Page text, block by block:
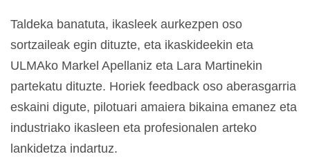
Taldeka banatuta, ikasleek aurkezpen oso
sortzaileak egin dituzte, eta ikaskideekin eta
ULMAko Markel Apellaniz eta Lara Martinekin
partekatu dituzte. Horiek feedback oso aberasgarria
eskaini digute, pilotuari amaiera bikaina emanez eta
industriako ikasleen eta profesionalen arteko
lankidetza indartuz.